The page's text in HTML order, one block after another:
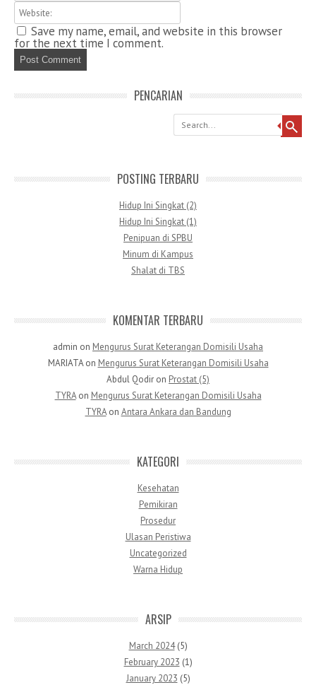
Save my name, email, and website in this browser
for the next time I comment.
PENCARIAN
Search
POSTING TERBARU
Hidup Ini Singkat (2)
Hidup Ini Singkat (1)
Penipuan di SPBU
Minum di Kampus
Shalat di TBS
KOMENTAR TERBARU
admin on Mengurus Surat Keterangan Domisili Usaha
MARIATAon Mengurus Surat Keterangan Domisili Usaha
Abdul Qodir on Prostat (5)
TYRAon Mengurus Surat Keterangan Domisili Usaha
TYRAon Antara Ankara dan Bandung
KATEGORI
Kesehatan
Pemikiran
Prosedur
Ulasan Peristiwa
Uncategorized
Warna Hidup
ARSIP
March 2024(5)
February 2023 (1)
January 2023 (5)